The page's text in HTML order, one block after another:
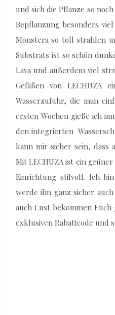
und sich die Pflanze so
Bepflanzung besonders
Monstera so toll strahlen
Substrats ist so schön
Lava und außerdem viel
Gefäßen von LECHUZA
Wasserzufuhr, die man
ersten Wochen gieße ich
den integrierten
kann mir sicher sein, dass
Mit LECHUZA ist ein
Einrichtung stilvoll. Ich
werde ihn ganz sicher
auch Lust bekommen
exklusiven Rabattcode und